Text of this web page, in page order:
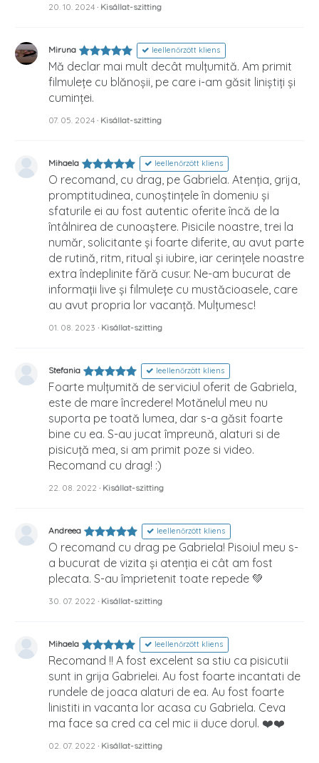
20. 10. 2024 · Kisállat-szitting
Miruna leellenőrzött kliens
Mă declar mai mult decât mulțumită. Am primit
filmulețe cu blănoșii, pe care i-am găsit liniștiți și
cuminței.
07. 05. 2024 · Kisállat-szitting
Mihaela leellenőrzött kliens
O recomand, cu drag, pe Gabriela. Atenția, grija,
promptitudinea, cunoștințele în domeniu și
sfaturile ei au fost autentic oferite încă de la
întâlnirea de cunoaștere. Pisicile noastre, trei la
număr, solicitante și foarte diferite, au avut parte
de rutină, ritm, ritual și iubire, iar cerințele noastre
extra îndeplinite fără cusur. Ne-am bucurat de
informații live și filmulețe cu mustăcioasele, care
au avut propria lor vacanță. Mulțumesc!
01. 08. 2023 · Kisállat-szitting
Stefania leellenőrzött kliens
Foarte mulțumită de serviciul oferit de Gabriela,
este de mare încredere! Motănelul meu nu
suporta pe toată lumea, dar s-a găsit foarte
bine cu ea. S-au jucat împreună, alaturi si de
pisicuță mea, si am primit poze si video.
Recomand cu drag! :)
22. 08. 2022 · Kisállat-szitting
Andreea leellenőrzött kliens
O recomand cu drag pe Gabriela! Pisoiul meu s-
a bucurat de vizita și atenția ei cât am fost
plecata. S-au împrietenit toate repede 💚
30. 07. 2022 · Kisállat-szitting
Mihaela leellenőrzött kliens
Recomand !! A fost excelent sa stiu ca pisicutii
sunt in grija Gabrielei. Au fost foarte incantati de
rundele de joaca alaturi de ea. Au fost foarte
linistiti in vacanta lor acasa cu Gabriela. Ceva
ma face sa cred ca cel mic ii duce dorul. ❤️❤️
02. 07. 2022 · Kisállat-szitting